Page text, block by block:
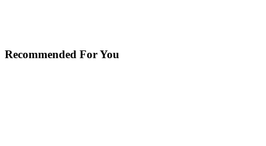
Recommended For You